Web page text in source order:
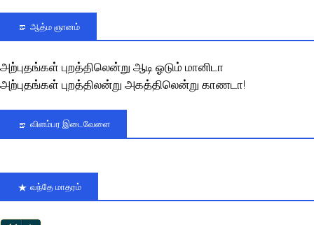
ஆத்ம ஞானம்
அற்புதங்கள் புறத்திலென்று ஆடி ஓடும் மானிடா
அற்புதங்கள் புறத்திலன்று அகத்திலென்று காணடா!
விளம்பர இடைவேளை
வந்தே மாதரம்